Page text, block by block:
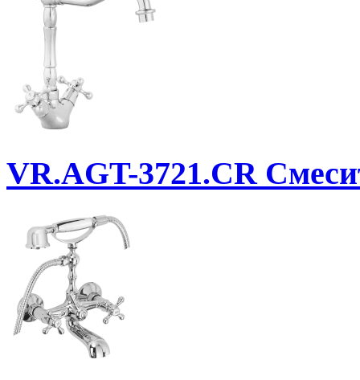
VR.AGT-3721.CR